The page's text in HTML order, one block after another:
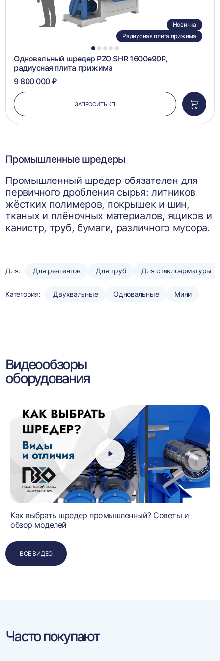
1 2 3 4 5
Новинка
Радиусная плита прижима
Одновальный шредер PZO SHR 1600e90R,
радиусная плита прижима
9 800 000 ₽
ЗАПРОСИТЬ КП
в
Промышленные шредеры
Промышленный шредер обязателен для
первичного дробления сырья: литников
жёстких полимеров, покрышек и шин,
тканых и плёночных материалов, ящиков и
канистр, труб, бумаги, различного мусора.
Для: Для реагентов Для труб Для стеклоарматуры
Категория: Двухвальные Одновальные Мини
Видеообзоры
оборудования
Как выбрать шредер промышленный? Советы и
обзор моделей
ВСЕ ВИДЕО
Часто покупают